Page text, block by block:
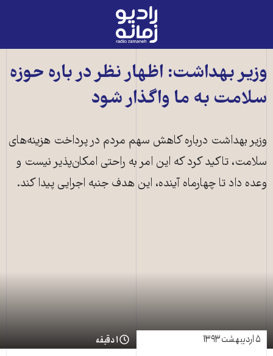
رادیو
زمانه
به
صفحه
اصلی
وزیر بهداشت: اظهار نظر در باره حوزه
سلامت به ما واگذار شود
وزیر بهداشت درباره کاهش سهم مردم در پرداخت هزینه‌های
سلامت، تاکید کرد که این امر به راحتی امکان‌پذیر نیست و
وعده داد تا چهارماه آینده، این هدف جنبه اجرایی پیدا کند.
۵ اردیبهشت ۱۳۹۳ ۱ دقیقه